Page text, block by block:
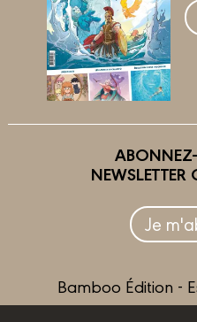
Je
Bamboo Édition -